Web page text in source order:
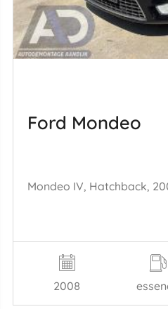
Ford Mondeo
Mondeo IV, Hatchback,
2008